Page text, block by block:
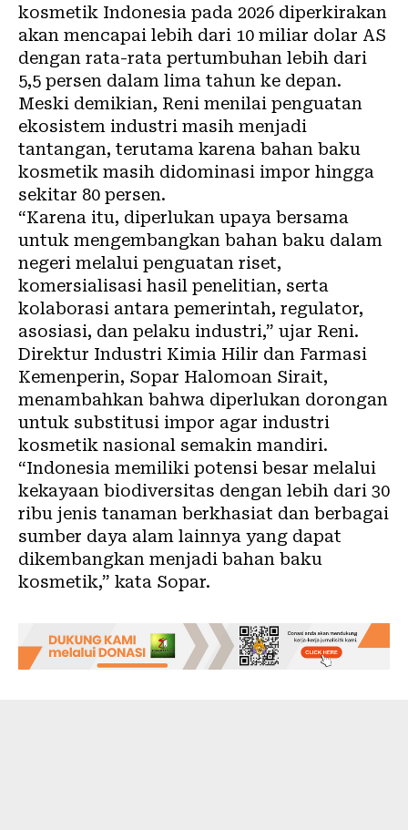
kosmetik Indonesia pada 2026 diperkirakan
akan mencapai lebih dari 10 miliar dolar AS
dengan rata-rata pertumbuhan lebih dari
5,5 persen dalam lima tahun ke depan.
Meski demikian, Reni menilai penguatan
ekosistem industri masih menjadi
tantangan, terutama karena bahan baku
kosmetik masih didominasi impor hingga
sekitar 80 persen.
“Karena itu, diperlukan upaya bersama
untuk mengembangkan bahan baku dalam
negeri melalui penguatan riset,
komersialisasi hasil penelitian, serta
kolaborasi antara pemerintah, regulator,
asosiasi, dan pelaku industri,” ujar Reni.
Direktur Industri Kimia Hilir dan Farmasi
Kemenperin, Sopar Halomoan Sirait,
menambahkan bahwa diperlukan dorongan
untuk substitusi impor agar industri
kosmetik nasional semakin mandiri.
“Indonesia memiliki potensi besar melalui
kekayaan biodiversitas dengan lebih dari 30
ribu jenis tanaman berkhasiat dan berbagai
sumber daya alam lainnya yang dapat
dikembangkan menjadi bahan baku
kosmetik,” kata Sopar.